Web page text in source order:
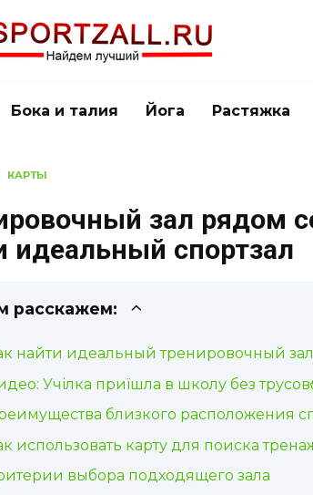
Бока и талия Йога Растяжка
КАРТЫ
зал рядом
идеальный спортзал
расскажем:
найти идеальный тренировочный
Учілка приїшла в школу без
близкого расположения
использовать карту для поиска
выбора подходящего зала